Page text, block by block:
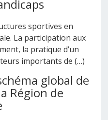
sportives en
La participation aux
la pratique d’un
importants de (…)
global de
Région de